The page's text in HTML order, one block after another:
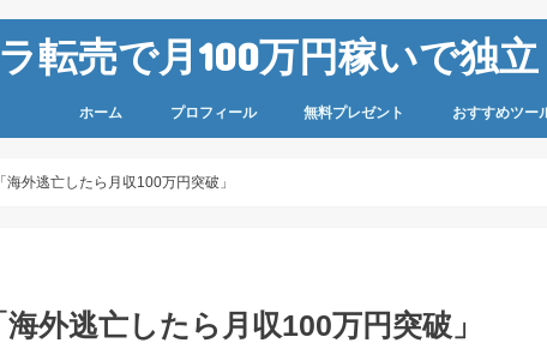
転売で月100万円稼いで独
ホーム プロフィール 無料プレゼント おすすめツー
海外逃亡したら月収100万円突破」
外逃亡したら月収100万円突破」